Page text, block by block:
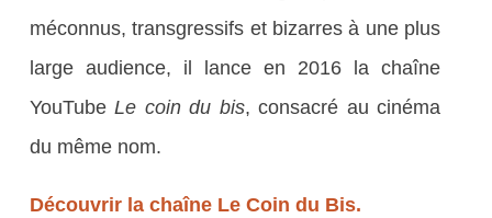
méconnus, transgressifs et bizarres à une plus
large audience, il lance en 2016 la chaîne
YouTubeLe coin du bis, consacré au cinéma
du même nom.
Découvrir la chaîne Le Coin du Bis.